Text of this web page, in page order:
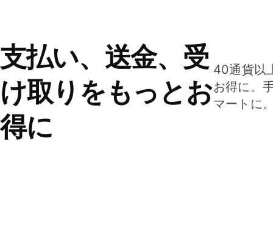
支払い、送金、受
け取りをもっとお
得に
40通貨以
お得に。
マートに